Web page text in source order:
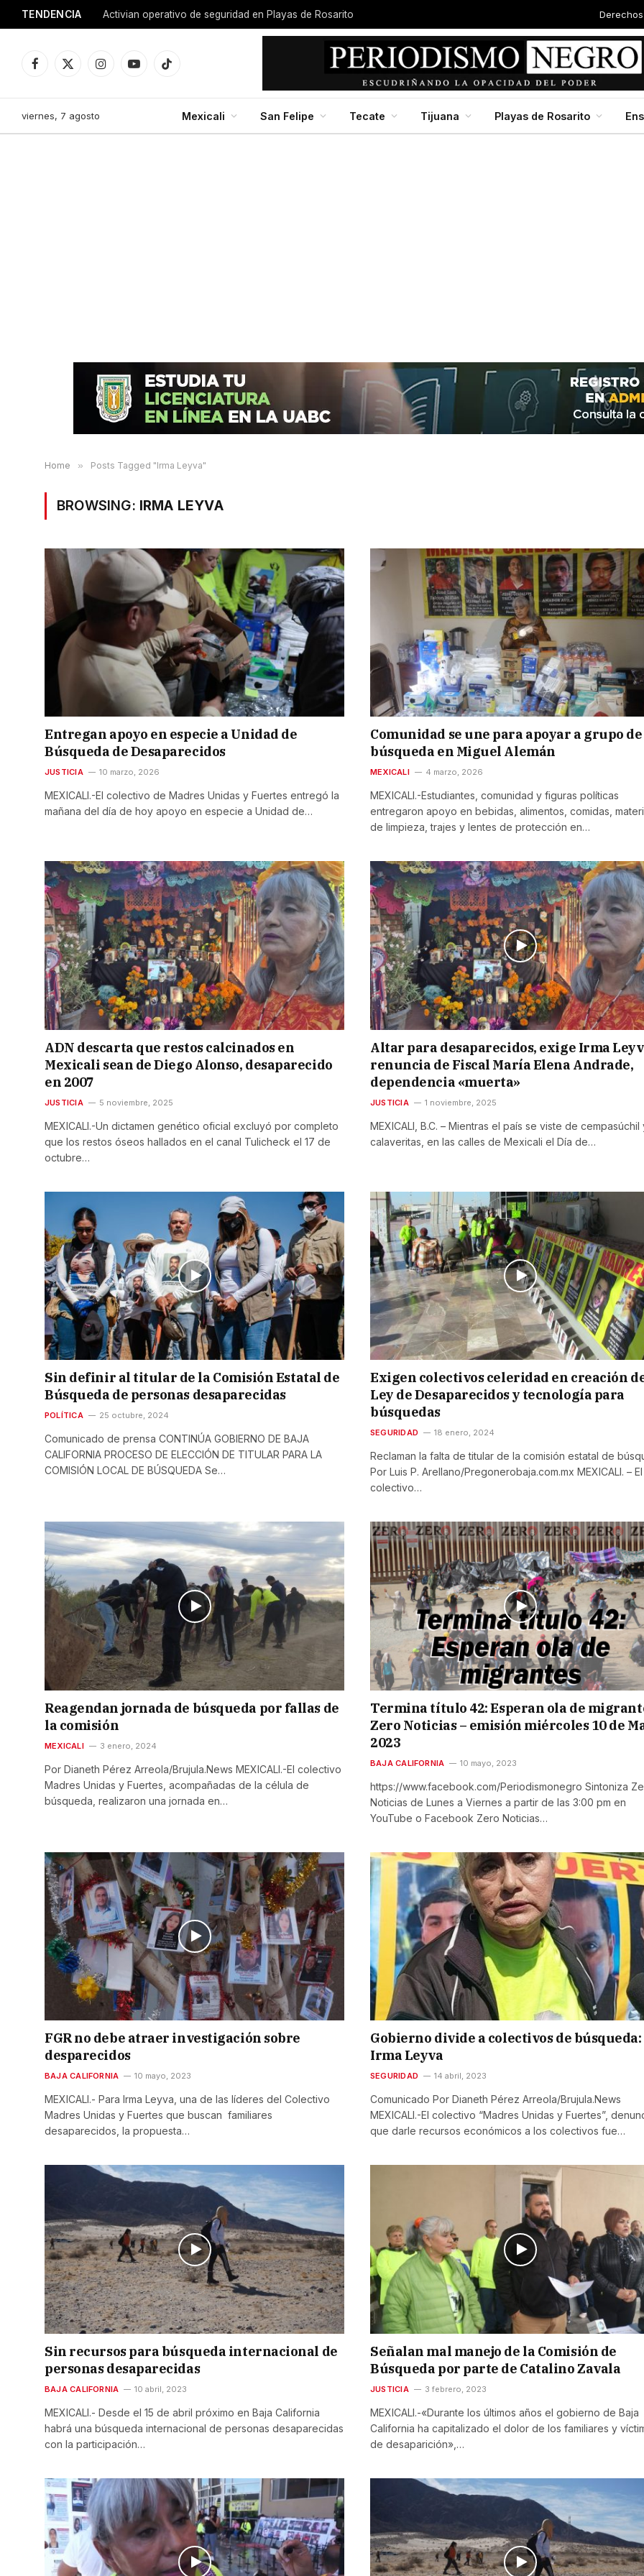
Autor
Facebook
X
InstagramYouTubeTikTok
viernes, 7 agosto Mexicali San Felipe Tecate Tijuana Playas de Rosarito
Home » Posts Tagged "Irma Leyva"
BROWSING: IRMA LEYVA
Entregan apoyo en especie a Unidad de
Búsqueda de Desaparecidos
JUSTICIA 10 marzo, 2026
MEXICALI.-El colectivo de Madres Unidas y Fuertes entregó la
mañana del día de hoy apoyo en especie a Unidad de…
Comunidad se une para apoyar a grupo de
búsqueda en Miguel Alemán
MEXICALI 4 marzo, 2026
MEXICALI.-Estudiantes, comunidad y figuras políticas
entregaron apoyo en bebidas, alimentos, comidas,
de limpieza, trajes y lentes de protección en…
ADN descarta que restos calcinados en
Mexicali sean de Diego Alonso, desaparecido
en 2007
JUSTICIA 5 noviembre, 2025
MEXICALI.-Un dictamen genético oficial excluyó por completo
que los restos óseos hallados en el canal Tulicheck el 17 de
octubre…
Altar para desaparecidos, exige Irma
renuncia de Fiscal María Elena Andrade,
dependencia «muerta»
JUSTICIA 1 noviembre, 2025
MEXICALI, B.C. – Mientras el país se viste de cempasúchil
calaveritas, en las calles de Mexicali el Día de…
Sin definir al titular de la Comisión Estatal de
Búsqueda de personas desaparecidas
POLÍTICA 25 octubre, 2024
Comunicado de prensa CONTINÚA GOBIERNO DE BAJA
CALIFORNIA PROCESO DE ELECCIÓN DE TITULAR PARA LA
COMISIÓN LOCAL DE BÚSQUEDA Se…
Exigen colectivos celeridad en creación
Ley de Desaparecidos y tecnología para
búsquedas
SEGURIDAD 18 enero, 2024
Reclaman la falta de titular de la comisión estatal de
Por Luis P. Arellano/Pregonerobaja.com.mx MEXICALI. – El
colectivo…
Reagendan jornada de búsqueda por fallas de
la comisión
MEXICALI 3 enero, 2024
Por Dianeth Pérez Arreola/Brujula.News MEXICALI.-El colectivo
Madres Unidas y Fuertes, acompañadas de la célula de
búsqueda, realizaron una jornada en…
Termina título 42: Esperan ola de
Zero Noticias – emisión miércoles 10 de
2023
BAJA CALIFORNIA 10 mayo, 2023
https://www.facebook.com/Periodismonegro Sintoniza
Noticias de Lunes a Viernes a partir de las 3:00 pm en
YouTube o Facebook Zero Noticias…
FGR no debe atraer investigación sobre
desparecidos
BAJA CALIFORNIA 10 mayo, 2023
MEXICALI.- Para Irma Leyva, una de las líderes del Colectivo
Madres Unidas y Fuertes que buscan familiares
desaparecidos, la propuesta…
Gobierno divide a colectivos de búsqueda:
Irma Leyva
SEGURIDAD 14 abril, 2023
Comunicado Por Dianeth Pérez Arreola/Brujula.News
MEXICALI.-El colectivo “Madres Unidas y Fuertes”,
que darle recursos económicos a los colectivos fue…
Sin recursos para búsqueda internacional de
personas desaparecidas
BAJA CALIFORNIA 10 abril, 2023
MEXICALI.- Desde el 15 de abril próximo en Baja California
habrá una búsqueda internacional de personas desaparecidas
con la participación…
Señalan mal manejo de la Comisión de
Búsqueda por parte de Catalino Zavala
JUSTICIA 3 febrero, 2023
MEXICALI.-«Durante los últimos años el gobierno de Baja
California ha capitalizado el dolor de los familiares y
de desaparición»,…